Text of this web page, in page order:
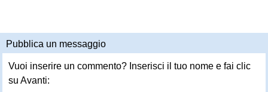
Pubblica un messaggio
Vuoi inserire un commento? Inserisci il tuo nome e fai clic
su Avanti: